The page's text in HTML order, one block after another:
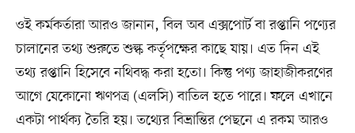
ওই কর্মকর্তারা আরও জানান, বিল অব এক্সপোর্ট বা রপ্তানি পণ্যের
চালানের তথ্য শুরুতে শুল্ক কর্তৃপক্ষের কাছে যায়। এত দিন এই
তথ্য রপ্তানি হিসেবে নথিবদ্ধ করা হতো। কিন্তু পণ্য জাহাজীকরণের
আগে যেকোনো ঋণপত্র (এলসি) বাতিল হতে পারে। ফলে এখানে
একটা পার্থক্য তৈরি হয়। তথ্যের বিভ্রান্তির পেছনে এ রকম আরও